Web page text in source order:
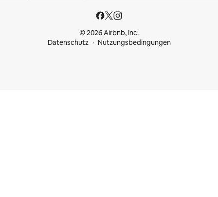
© 2026 Airbnb, Inc.
Datenschutz
Nutzungsbedingungen